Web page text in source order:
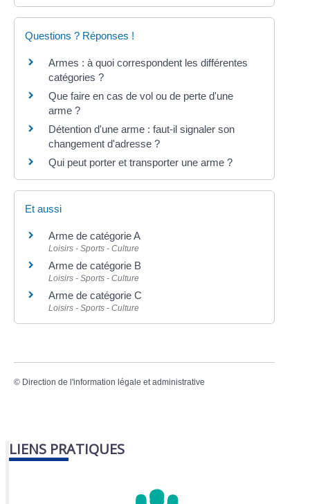
Questions ? Réponses !
Armes : à quoi correspondent les différentes
catégories ?
Que faire en cas de vol ou de perte d'une
arme ?
Détention d'une arme : faut-il signaler son
changement d'adresse ?
Qui peut porter et transporter une arme ?
Et aussi
Arme de catégorie A
Loisirs - Sports - Culture
Arme de catégorie B
Loisirs - Sports - Culture
Arme de catégorie C
Loisirs - Sports - Culture
© Direction de l'information légale et administrative
LIENS PRATIQUES